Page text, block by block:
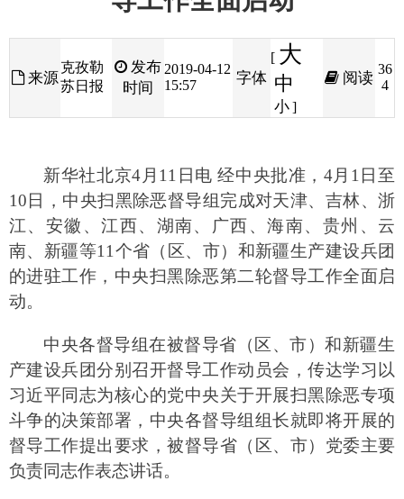
发布2019-04-12
字体
小 ]
阅读
新华社北京 月11日电 经中央批准， 月
10日，中央扫黑除恶督导组完成对天津、吉林、浙
的进驻工作，中央扫黑除恶第二轮督导工作全面启
动。
中央各督导组在被督导省（区、市）和新疆生
产建设兵团分别召开督导工作动员会，传达学习以
习近平同志为核心的党中央关于开展扫黑除恶专项
斗争的决策部署，中央各督导组组长就即将开展的
负责同志作表态讲话。
中央各督导组在督导动员会上强调，要坚持以
习近平新时代中国特色社会主义思想为指导，增
强“四个意识”、坚定“四个自信”、坚决做到“两个维
护”，充分发挥中央督导“利剑”威力，紧督依法严
打、紧督“打伞破网”、紧督“打财断血”、紧督责任
担当，推动扫黑除恶再掀新一轮强大攻势。